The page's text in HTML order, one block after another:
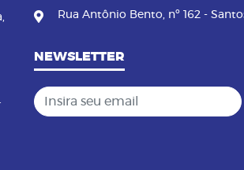
Marque Sua Consulta
Rua Antônio Bento, nº 162 -
NEWSLETTER